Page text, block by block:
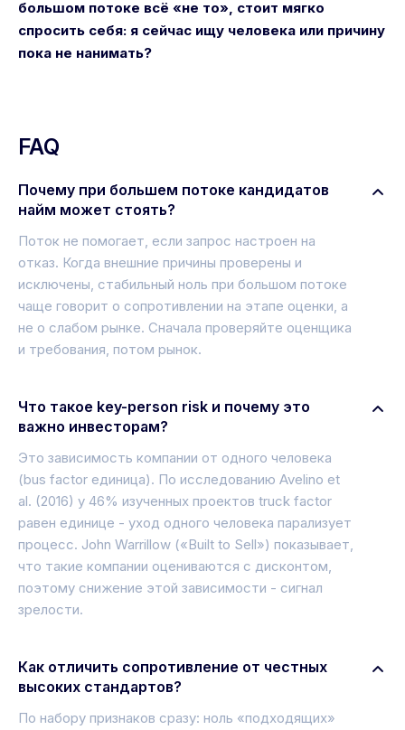
большом потоке всё «не то», стоит мягко
спросить себя: я сейчас ищу человека или причину
пока не нанимать?
FAQ
Почему при большем потоке кандидатов
найм может стоять?
Поток не помогает, если запрос настроен на
отказ. Когда внешние причины проверены и
исключены, стабильный ноль при большом потоке
чаще говорит о сопротивлении на этапе оценки, а
не о слабом рынке. Сначала проверяйте оценщика
и требования, потом рынок.
Что такое key-person risk и почему это
важно инвесторам?
Это зависимость компании от одного человека
(bus factor единица). По исследованию Avelino et
al. (2016) у 46% изученных проектов truck factor
равен единице - уход одного человека парализует
процесс. John Warrillow («Built to Sell») показывает,
что такие компании оцениваются с дисконтом,
поэтому снижение этой зависимости - сигнал
зрелости.
Как отличить сопротивление от честных
высоких стандартов?
По набору признаков сразу: ноль «подходящих»